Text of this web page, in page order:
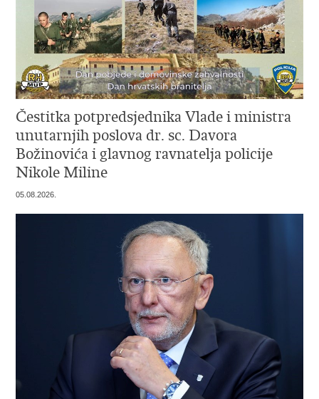
Čestitka potpredsjednika Vlade i ministra
unutarnjih poslova dr. sc. Davora
Božinovića i glavnog ravnatelja policije
Nikole Miline
05.08.2026.